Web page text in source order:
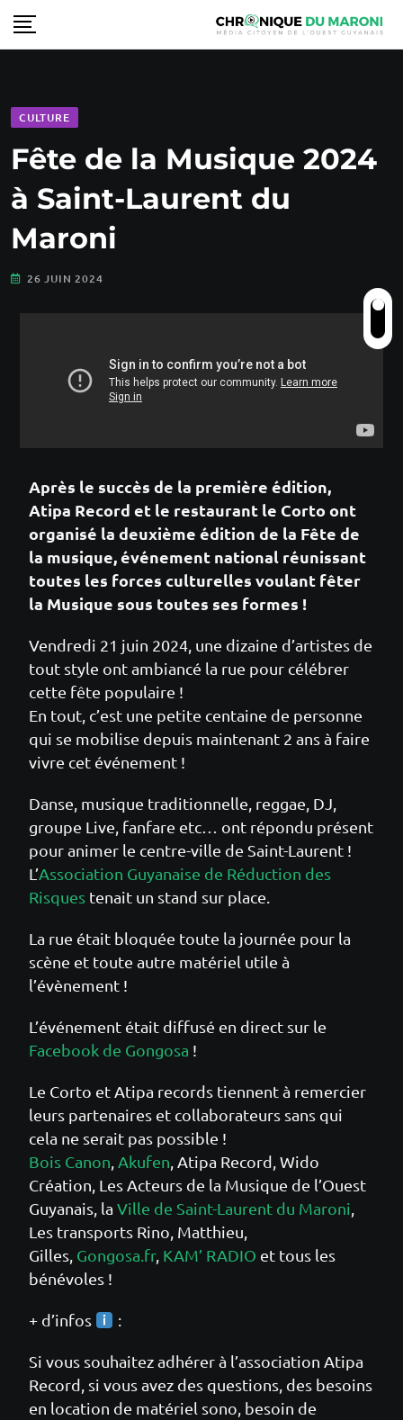
CULTURE
Fête de la Musique 2024
à Saint-Laurent du
Maroni
26 JUIN 2024
Après le succès de la première édition,
Atipa Record et le restaurant le Corto ont
organisé la deuxième édition de la Fête de
la musique, événement national réunissant
toutes les forces culturelles voulant fêter
la Musique sous toutes ses formes !
Vendredi 21 juin 2024, une dizaine d’artistes de
tout style ont ambiancé la rue pour célébrer
cette fête populaire !
En tout, c’est une petite centaine de personne
qui se mobilise depuis maintenant 2 ans à faire
vivre cet événement !
Danse, musique traditionnelle, reggae, DJ,
groupe Live, fanfare etc… ont répondu présent
pour animer le centre-ville de Saint-Laurent !
L’Association Guyanaise de Réduction des
Risques tenait un stand sur place.
La rue était bloquée toute la journée pour la
scène et toute autre matériel utile à
l’évènement !
L’événement était diffusé en direct sur le
Facebook de Gongosa !
Le Corto et Atipa records tiennent à remercier
leurs partenaires et collaborateurs sans qui
cela ne serait pas possible !
Bois Canon Akufen , Atipa Record, Wido
Création, Les Acteurs de la Musique de l’Ouest
Guyanais, la Ville de Saint-Laurent du Maroni
Les transports Rino, Matthieu,
Gilles, Gongosa.fr, KAM’ RADIO et tous les
bénévoles !
+ d’infos :
Si vous souhaitez adhérer à l’association Atipa
Record, si vous avez des questions, des besoins
en location de matériel sono, besoin de